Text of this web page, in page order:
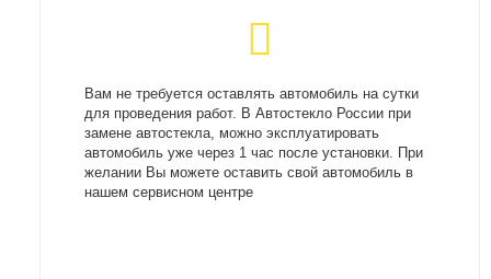
Вам не требуется оставлять автомобиль на сутки
для проведения работ. В Автостекло России при
замене автостекла, можно эксплуатировать
автомобиль уже через 1 час после установки. При
желании Вы можете оставить свой автомобиль в
нашем сервисном центре